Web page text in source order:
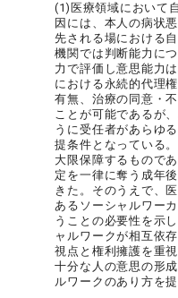
(1)医療領域において
因には、本人の病状
先される場における
機関では判断能力に
力で評価し意思能力
における永続的代理
有無、治療の同意・
ことが可能であるが
うに受任者があらゆ
提条件となっている
大限保障するもので
定を一律に奪う成年
きた。そのうえで、
あるソーシャルワー
うことの必要性を示
ャルワークが相互依
視点と権利擁護を重
十分な人の意思の形
ルワークのあり方を提